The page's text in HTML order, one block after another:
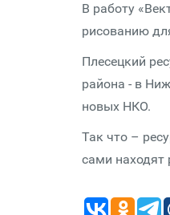
В работу
рисованию
Плесецкий
района - в
новых НКО.
Так что –
сами находят